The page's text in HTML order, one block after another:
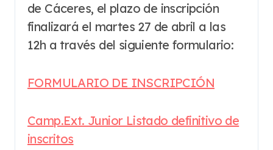
de Cáceres, el plazo de inscripción
finalizará el martes 27 de abril a las
12h a través del siguiente formulario:
FORMULARIO DE INSCRIPCIÓN
Camp.Ext. Junior Listado definitivo de
inscritos